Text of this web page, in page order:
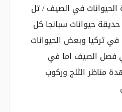
الحيوانات في الصيف / تل
حيوانات سبانجا كل
تركيا وبعض الحيوانات
فصل الصيف اما في
مناظر الثلج وركوب